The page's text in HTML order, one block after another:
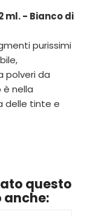
ml. - Bianco di
purissimi
polveri da
è nella
delle tinte e
questo